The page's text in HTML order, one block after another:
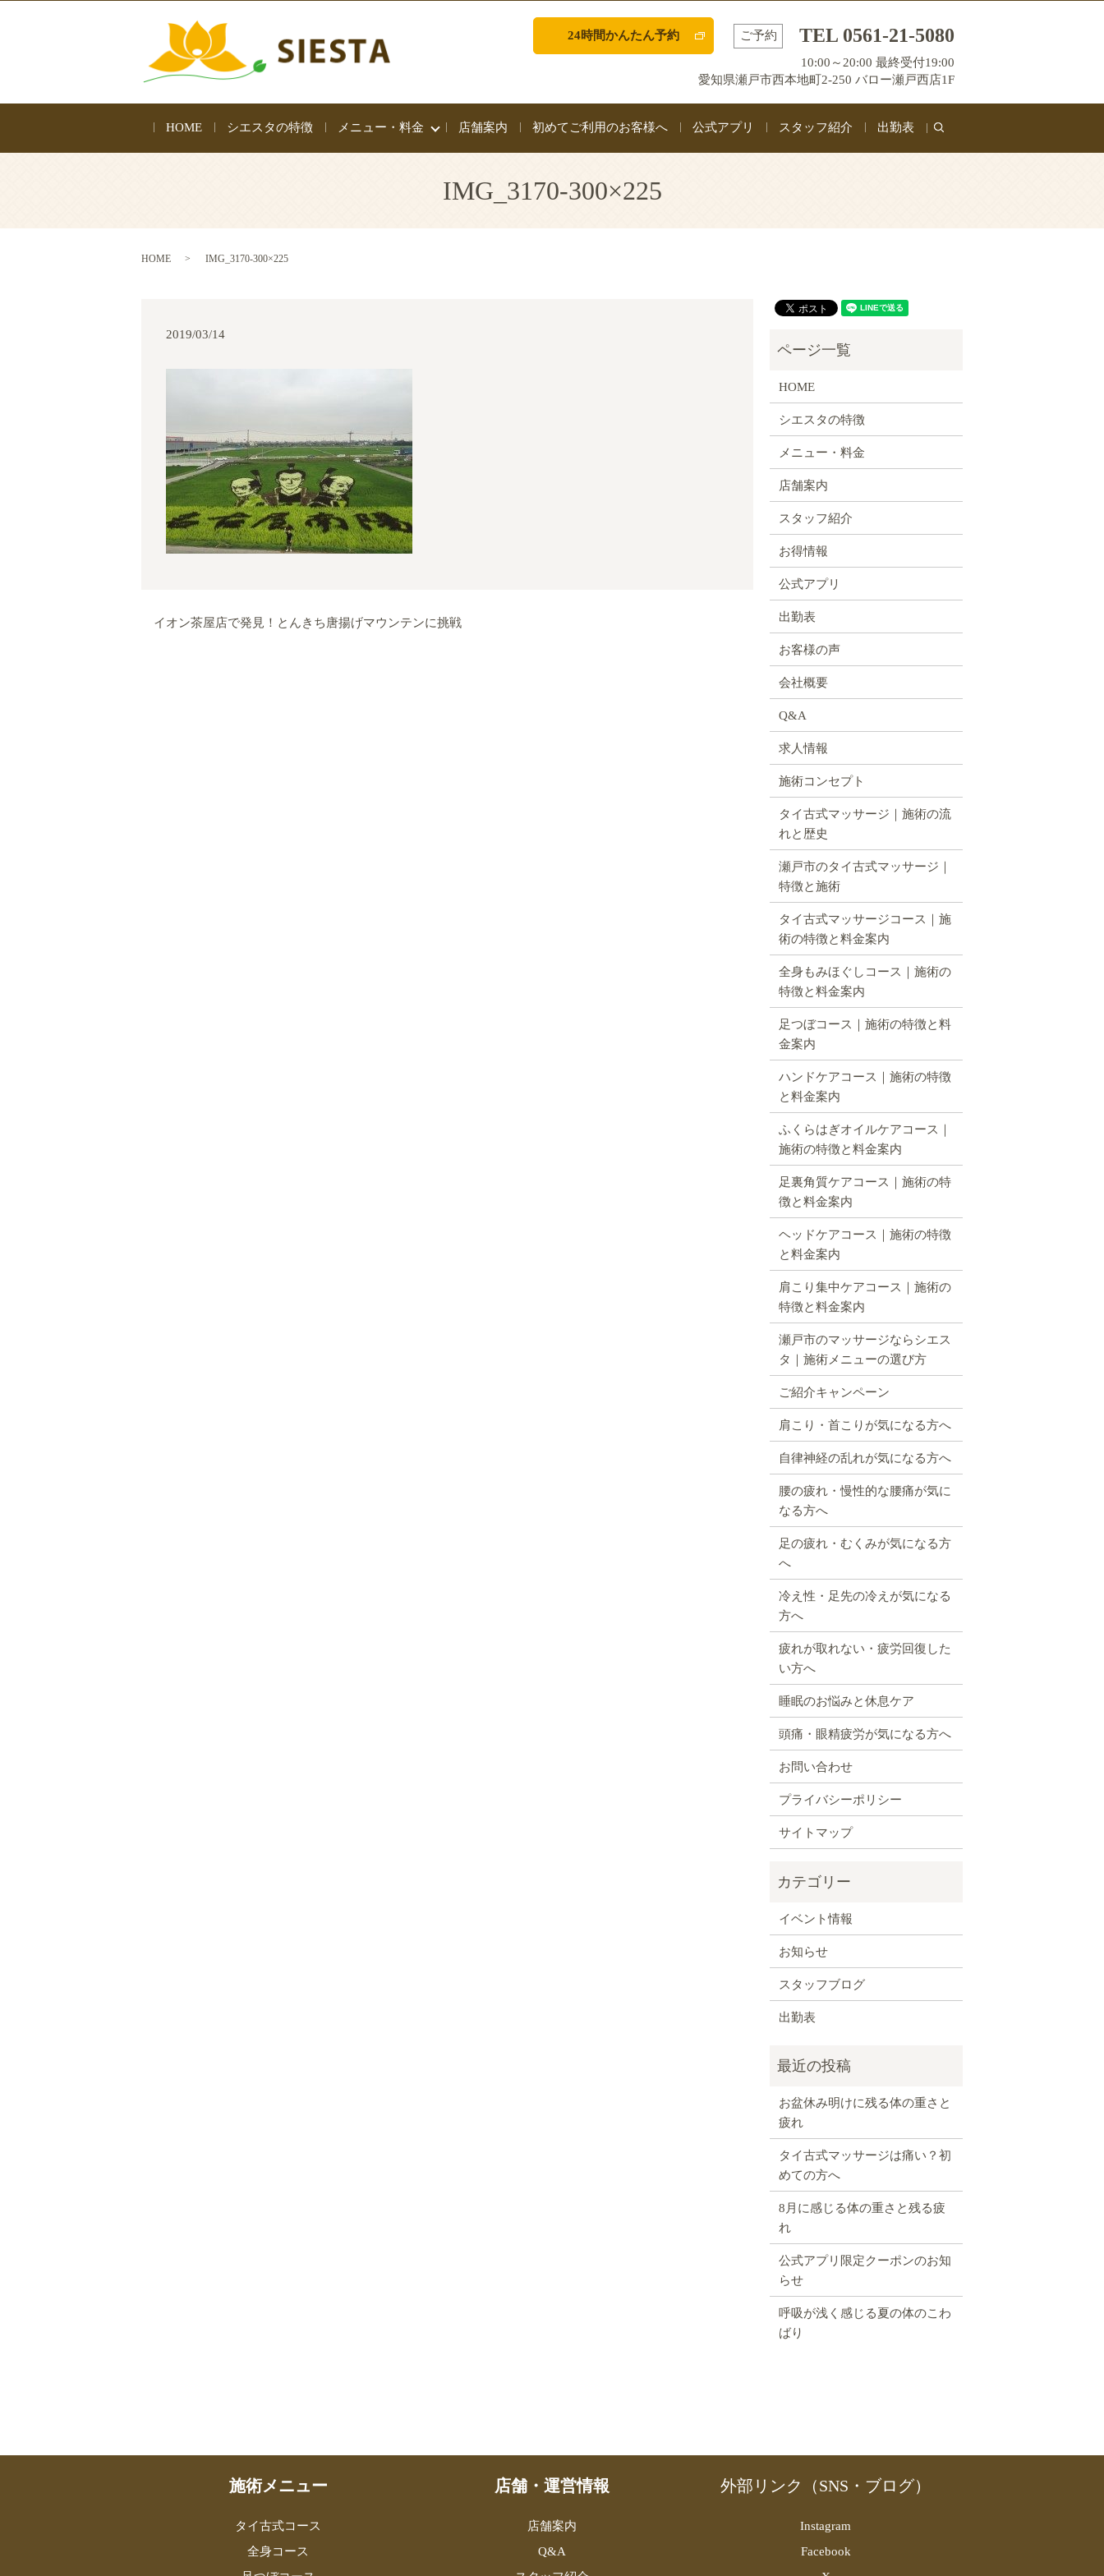
24時間かんたん予約 ご予約 TEL 0561-21-5080
10:00～20:00 最終受付19:00
愛知県瀬戸市西本地町2-250 バロー瀬戸西店1F
HOME シエスタの特徴 メニュー・料金 店舗案内 初めてご利用のお客様へ 公式アプリ スタッフ紹介 出勤表
search
IMG_3170-300×225
HOME IMG_3170-300×225
2019/03/14
イオン茶屋店で発見！とんきち唐揚げマウンテンに挑戦
HOME
シエスタの特徴
メニュー・料金
店舗案内
スタッフ紹介
お得情報
公式アプリ
出勤表
お客様の声
会社概要
Q&A
求人情報
施術コンセプト
タイ古式マッサージ｜施術の流
れと歴史
瀬戸市のタイ古式マッサージ｜
特徴と施術
タイ古式マッサージコース｜施
術の特徴と料金案内
全身もみほぐしコース｜施術の
特徴と料金案内
足つぼコース｜施術の特徴と料
金案内
ハンドケアコース｜施術の特徴
と料金案内
ふくらはぎオイルケアコース｜
施術の特徴と料金案内
足裏角質ケアコース｜施術の特
徴と料金案内
ヘッドケアコース｜施術の特徴
と料金案内
肩こり集中ケアコース｜施術の
特徴と料金案内
瀬戸市のマッサージならシエス
タ｜施術メニューの選び方
ご紹介キャンペーン
肩こり・首こりが気になる方へ
自律神経の乱れが気になる方へ
腰の疲れ・慢性的な腰痛が気に
なる方へ
足の疲れ・むくみが気になる方
へ
冷え性・足先の冷えが気になる
方へ
疲れが取れない・疲労回復した
い方へ
睡眠のお悩みと休息ケア
頭痛・眼精疲労が気になる方へ
お問い合わせ
プライバシーポリシー
サイトマップ
イベント情報
お知らせ
スタッフブログ
出勤表
お盆休み明けに残る体の重さと
疲れ
タイ古式マッサージは痛い？初
めての方へ
8月に感じる体の重さと残る疲
れ
公式アプリ限定クーポンのお知
らせ
呼吸が浅く感じる夏の体のこわ
ばり
施術メニュー
タイ古式コース
全身コース
店舗・運営情報
店舗案内
Q&A
外部リンク（SNS・ブログ）
Instagram
Facebook